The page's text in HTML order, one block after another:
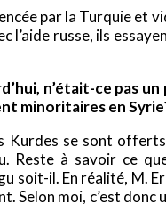
par la Turquie et
l’aide russe, ils
n’était-ce pas
minoritaires en
Kurdes se sont
à savoir ce
soit-il. En réalité, M.
moi, c’est donc